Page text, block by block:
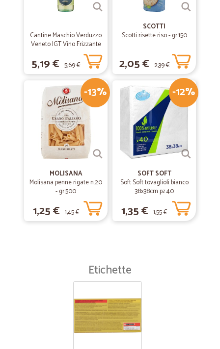
Cantine Maschio Verduzzo
Veneto IGT Vino Frizzante
5,19 € 5,69 €
SCOTTI
Scotti risette riso - gr.150
2,05 € 2,39 €
-13%
MOLISANA
Molisana penne rigate n.20
- gr.500
1,25 € 1,45 €
-12%
SOFT SOFT
Soft Soft tovaglioli bianco
38x38cm pz.40
1,35 € 1,55 €
Etichette